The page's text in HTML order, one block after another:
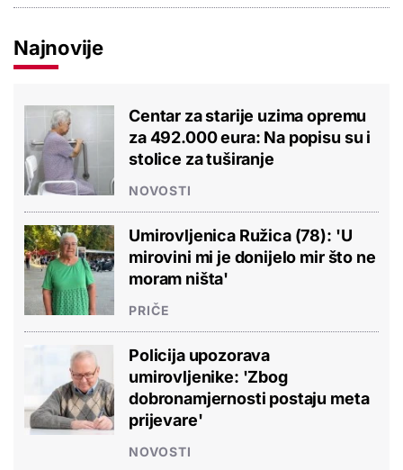
Najnovije
Centar za starije uzima opremu
za 492.000 eura: Na popisu su i
stolice za tuširanje
NOVOSTI
Umirovljenica Ružica (78): 'U
mirovini mi je donijelo mir što ne
moram ništa'
PRIČE
Policija upozorava
umirovljenike: 'Zbog
dobronamjernosti postaju meta
prijevare'
NOVOSTI